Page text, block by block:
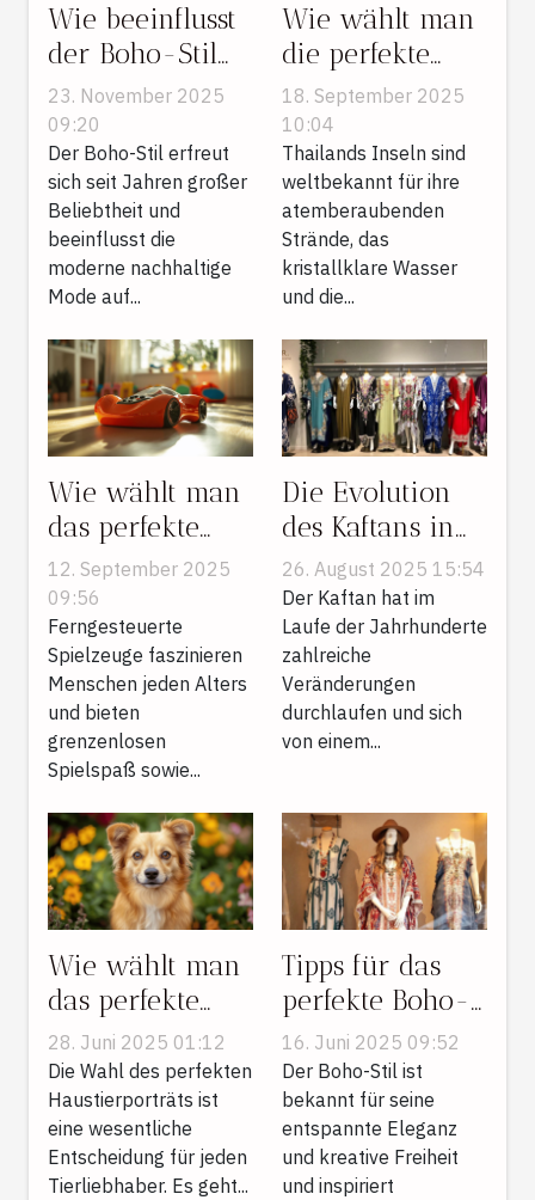
Wie beeinflusst
der Boho-Stil
moderne
nachhaltige
Mode?
23. November 2025
09:20
Der Boho-Stil erfreut
sich seit Jahren großer
Beliebtheit und
beeinflusst die
moderne nachhaltige
Mode auf...
Wie wählt man
die perfekte
thailändische
Insel für einen
entspannten
Urlaub aus?
18. September 2025
10:04
Thailands Inseln sind
weltbekannt für ihre
atemberaubenden
Strände, das
kristallklare Wasser
und die...
Wie wählt man
das perfekte
ferngesteuerte
Spielzeug für
jedes Alter?
12. September 2025
09:56
Ferngesteuerte
Spielzeuge faszinieren
Menschen jeden Alters
und bieten
grenzenlosen
Spielspaß sowie...
Die Evolution
des Kaftans in
der modernen
Damenmode
26. August 2025 15:54
Der Kaftan hat im
Laufe der Jahrhunderte
zahlreiche
Veränderungen
durchlaufen und sich
von einem...
Wie wählt man
das perfekte
Haustierporträt
aus?
28. Juni 2025 01:12
Die Wahl des perfekten
Haustierporträts ist
eine wesentliche
Entscheidung für jeden
Tierliebhaber. Es geht...
Tipps für das
perfekte Boho-
Outfit: Kleider
und Accessoires
kombinieren
16. Juni 2025 09:52
Der Boho-Stil ist
bekannt für seine
entspannte Eleganz
und kreative Freiheit
und inspiriert